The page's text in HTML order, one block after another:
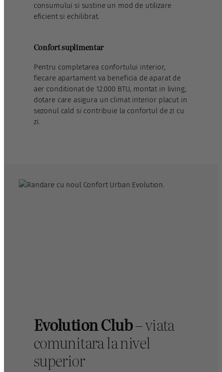
consumului si sustine un mod de utilizare
eficient si echilibrat.
Confort suplimentar
Pentru completarea confortului interior,
fiecare apartament va beneficia de aparat de
aer conditionat de 12.000 BTU, montat in living,
dotare care asigura un climat interior placut in
sezonul cald si contribuie la confortul de zi cu
zi.
Evolution Club– viata
comunitara la nivel
superior